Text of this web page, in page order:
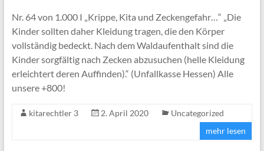
Nr. 64 von 1.000 I „Krippe, Kita und Zeckengefahr…“ „Die
Kinder sollten daher Kleidung tragen, die den Körper
vollständig bedeckt. Nach dem Waldaufenthalt sind die
Kinder sorgfältig nach Zecken abzusuchen (helle Kleidung
erleichtert deren Auffinden).“ (Unfallkasse Hessen) Alle
unsere +800!
kitarechtler 3 2. April 2020
Uncategorized
mehr lesen